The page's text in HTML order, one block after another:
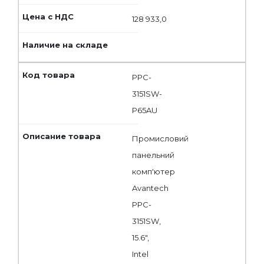
128 933,0
PPC-
3151SW-
P65AU
Промисловий
панельний
комп'ютер
Avantech
PPC-
3151SW,
15.6",
Intel